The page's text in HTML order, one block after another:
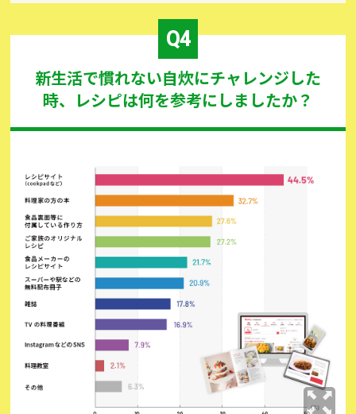
新生活で慣れない自炊にチャレンジした
時、レシピは何を参考にしましたか？